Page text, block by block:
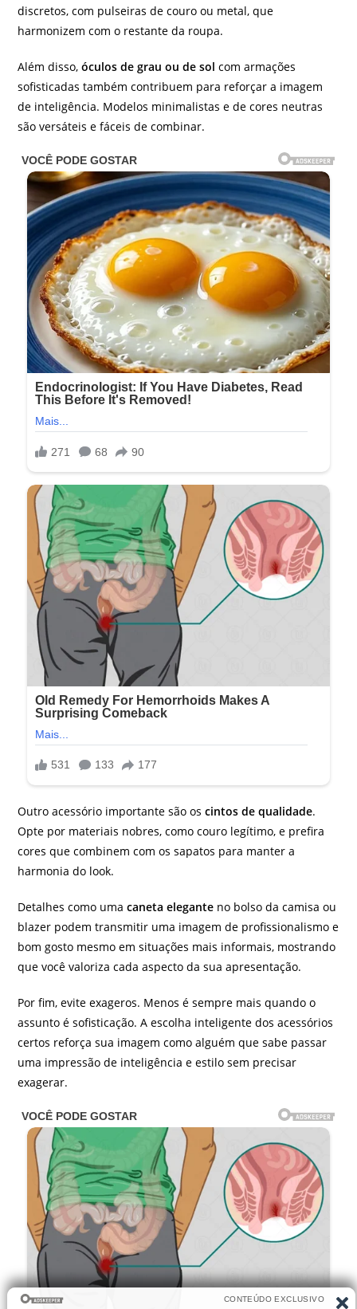
discretos, com pulseiras de couro ou metal, que
harmonizem com o restante da roupa.
Além disso,óculos de grau ou de sol com armações
sofisticadas também contribuem para reforçar a imagem
de inteligência. Modelos minimalistas e de cores neutras
são versáteis e fáceis de combinar.
Outro acessório importante são oscintos de qualidade.
Opte por materiais nobres, como couro legítimo, e prefira
cores que combinem com os sapatos para manter a
harmonia do look.
Detalhes como umacaneta elegante no bolso da camisa ou
blazer podem transmitir uma imagem de profissionalismo e
bom gosto mesmo em situações mais informais, mostrando
que você valoriza cada aspecto da sua apresentação.
Por fim, evite exageros. Menos é sempre mais quando o
assunto é sofisticação. A escolha inteligente dos acessórios
certos reforça sua imagem como alguém que sabe passar
uma impressão de inteligência e estilo sem precisar
exagerar.